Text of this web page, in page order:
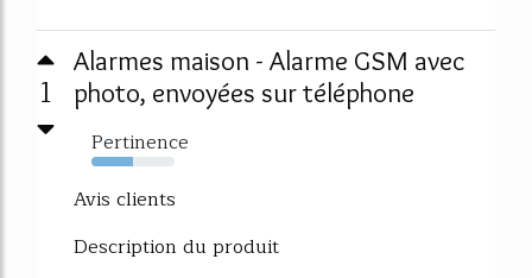
1
Alarmes maison - Alarme GSM avec
photo, envoyées sur téléphone
Pertinence
50%
Avis clients
Description du produit